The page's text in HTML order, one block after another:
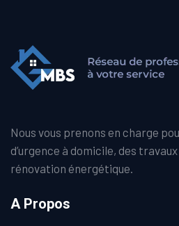
Nous vous prenons en charge
d’urgence à domicile, des
rénovation énergétique.
A Propos